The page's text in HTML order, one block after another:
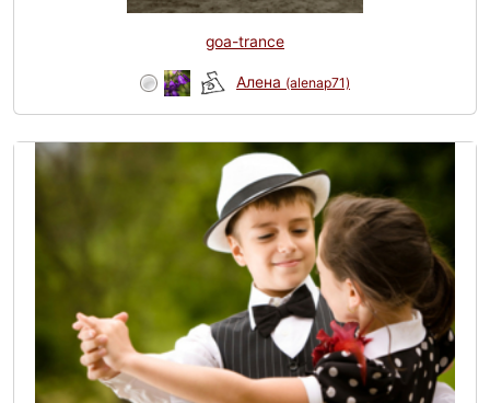
goa-trance
Алена (alenap71)